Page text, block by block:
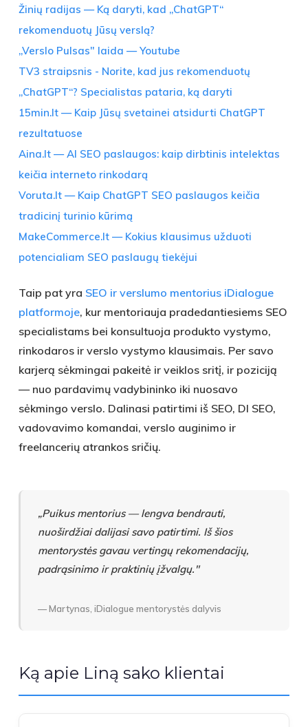
Žinių radijas — Ką daryti, kad „ChatGPT“
rekomenduotų Jūsų verslą?
„Verslo Pulsas" laida — Youtube
TV3 straipsnis - Norite, kad jus rekomenduotų
„ChatGPT“? Specialistas pataria, ką daryti
15min.lt — Kaip Jūsų svetainei atsidurti ChatGPT
rezultatuose
Aina.lt — AI SEO paslaugos: kaip dirbtinis intelektas
keičia interneto rinkodarą
Voruta.lt — Kaip ChatGPT SEO paslaugos keičia
tradicinį turinio kūrimą
MakeCommerce.lt — Kokius klausimus užduoti
potencialiam SEO paslaugų tiekėjui
Taip pat yra SEO ir verslumo mentorius iDialogue
platformoje, kur mentoriauja pradedantiesiems SEO
specialistams bei konsultuoja produkto vystymo,
rinkodaros ir verslo vystymo klausimais. Per savo
karjerą sėkmingai pakeitė ir veiklos sritį, ir poziciją
— nuo pardavimų vadybininko iki nuosavo
sėkmingo verslo. Dalinasi patirtimi iš SEO, DI SEO,
vadovavimo komandai, verslo auginimo ir
freelancerių atrankos sričių.
„Puikus mentorius — lengva bendrauti,
nuoširdžiai dalijasi savo patirtimi. Iš šios
mentorystės gavau vertingų rekomendacijų,
padrąsinimo ir praktinių įžvalgų."
— Martynas, iDialogue mentorystės dalyvis
Ką apie Liną sako klientai